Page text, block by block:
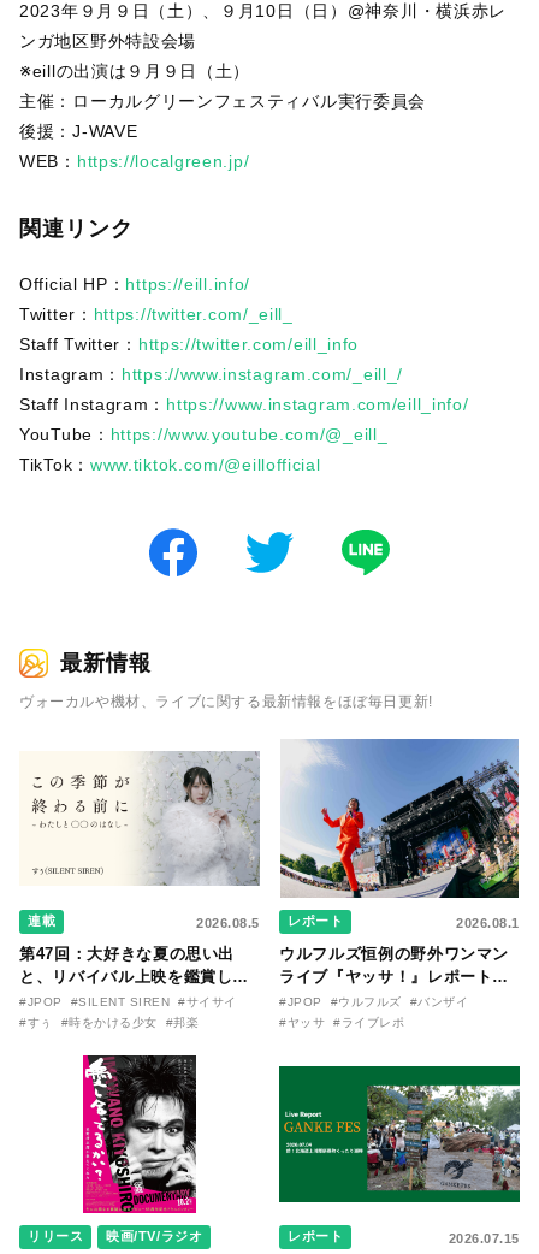
2023年９月９日（土）、９月10日（日）@神奈川・横浜赤レ
ンガ地区野外特設会場
※eillの出演は９月９日（土）
主催：ローカルグリーンフェスティバル実行委員会
後援：J-WAVE
WEB： https://localgreen.jp/
関連リンク
Official HP： https://eill.info/
Twitter： https://twitter.com/_eill_
Staff Twitter： https://twitter.com/eill_info
Instagram： https://www.instagram.com/_eill_/
Staff Instagram： https://www.instagram.com/eill_info/
YouTube： https://www.youtube.com/@_eill_
TikTok： www.tiktok.com/@eillofficial
最新情報
ヴォーカルや機材、ライブに関する最新情報をほぼ毎日更新!
連載 2026.08.5
第47回：大好きな夏の思い出
と、リバイバル上映を鑑賞した
『時をかける少女』のおはなし
〜SILENT SIREN・すぅ『この
〇のはなし〜』
#JPOP #SILENT SIREN
#サイサイ
#すぅ
#時をかける少女 #邦楽
レポート 2026.08.1
ウルフルズ恒例の野外ワンマン
ライブ『ヤッサ！』レポート！
リリースから30年を迎えたアル
バム『バンザイ』完全再現に、
た日。
#JPOP #ウルフルズ
#バンザイ
#ヤッサ
#ライブレポ
リリース
映画/TV/ラジオ
レポート 2026.07.15